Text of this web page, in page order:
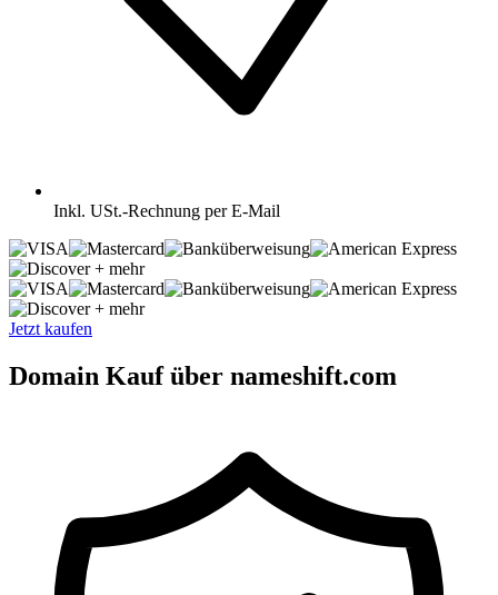
Inkl. USt.-Rechnung per E-Mail
+ mehr
+ mehr
Jetzt kaufen
Domain Kauf über nameshift.com